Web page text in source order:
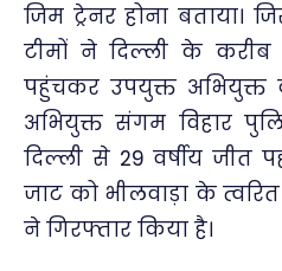
जिम ट्रेनर होना बताया।
टीमों ने दिल्ली के
पहुंचकर उपयुक्त अभियुक्त
अभियुक्त संगम विहार
दिल्ली से 29 वर्षीय जीत
जाट को भीलवाड़ा के
ने गिरफ्तार किया है।